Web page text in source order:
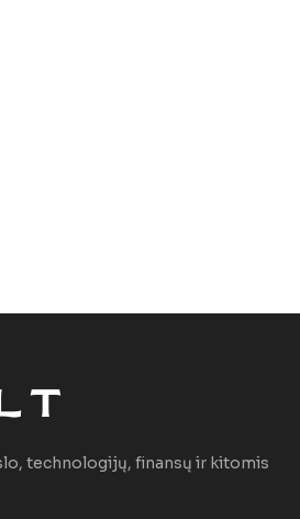
technologijų, finansų ir kitomis